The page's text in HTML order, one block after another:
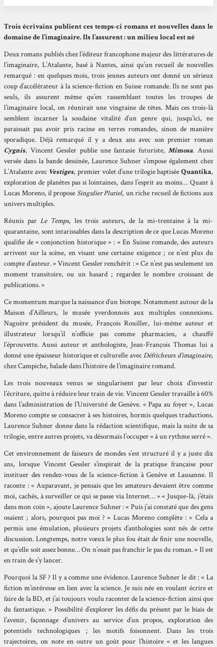
Trois écrivains publient ces temps-ci romans et nouvelles dans le
domaine de l’imaginaire. Ils l’assurent : un milieu local est né
Deux romans publiés chez l’éditeur francophone majeur des littératures de
l’imaginaire, L’Atalante, basé à Nantes, ainsi qu’un recueil de nouvelles
remarqué : en quelques mois, trois jeunes auteurs ont donné un sérieux
coup d’accélérateur à la science-fiction en Suisse romande. Ils ne sont pas
seuls, ils assurent même qu’en rassemblant toutes les troupes de
l’imaginaire local, on réunirait une vingtaine de têtes. Mais ces trois-là
semblent incarner la soudaine vitalité d’un genre qui, jusqu’ici, ne
paraissait pas avoir pris racine en terres romandes, sinon de manière
sporadique. Déjà remarqué il y a deux ans avec son premier roman
Cygnis, Vincent Gessler publie une fantasie futuriste, Mimosa. Aussi
versée dans la bande dessinée, Laurence Suhner s’impose également chez
L’Atalante avec Vestiges, premier volet d’une trilogie baptisée Quantika,
exploration de planètes pas si lointaines, dans l’esprit au moins… Quant à
Lucas Moreno, il propose Singulier Pluriel, un riche recueil de fictions aux
univers multiples.
Réunis par Le Temps, les trois auteurs, de la mi-trentaine à la mi-
quarantaine, sont intarissables dans la description de ce que Lucas Moreno
qualifie de « conjonction historique » : « En Suisse romande, des auteurs
arrivent sur la scène, en visant une certaine exigence ; ce n’est plus du
compte d’auteur. » Vincent Gessler renchérit : « Ce n’est pas seulement un
moment transitoire, ou un hasard ; regardez le nombre croissant de
publications. »
Ce momentum marque la naissance d’un biotope. Notamment autour de la
Maison d’Ailleurs, le musée yverdonnois aux multiples connexions.
Naguère président du musée, François Rouiller, lui-même auteur et
illustrateur lorsqu’il n’officie pas comme pharmacien, a chauffé
l’éprouvette. Aussi auteur et anthologiste, Jean-François Thomas lui a
donné une épaisseur historique et culturelle avecDéfricheurs d’imaginaire,
chez Campiche, balade dans l’histoire de l’imaginaire romand.
Les trois nouveaux venus se singularisent par leur choix d’investir
l’écriture, quitte à réduire leur train de vie. Vincent Gessler travaille à 60%
dans l’administration de l’Université de Genève. « Papa au foyer », Lucas
Moreno compte se consacrer à ses histoires, hormis quelques traductions.
Laurence Suhner donne dans la rédaction scientifique, mais la suite de sa
trilogie, entre autres projets, va désormais l’occuper « à un rythme serré ».
Cet environnement de faiseurs de mondes s’est structuré il y a juste dix
ans, lorsque Vincent Gessler s’inspirait de la pratique française pour
instituer des rendez-vous de la science-fiction à Genève et Lausanne. Il
raconte : « Auparavant, je pensais que les amateurs devaient être comme
moi, cachés, à surveiller ce qui se passe via Internet… » « Jusque-là, j’étais
dans mon coin », ajoute Laurence Suhner : « Puis j’ai constaté que des gens
osaient ; alors, pourquoi pas moi ? » Lucas Moreno complète : « Cela a
permis une émulation, plusieurs projets d’anthologies sont nés de cette
discussion. Longtemps, notre vœux le plus fou était de finir une nouvelle,
et qu’elle soit assez bonne… On n’osait pas franchir le pas du roman. » Il est
en train de s’y lancer.
Pourquoi la SF ? Il y a comme une évidence. Laurence Suhner le dit : « La
fiction m’intéresse en lien avec la science. Je suis née en voulant écrire et
faire de la BD, et j’ai toujours voulu raconter de la science-fiction ainsi que
du fantastique. » Possibilité d’explorer les défis du présent par le biais de
l’avenir, façonnage d’univers au service d’un propos, exploration des
potentiels technologiques ; les motifs foisonnent. Dans les trois
trajectoires, on note en outre un goût pour l’histoire « et les langues